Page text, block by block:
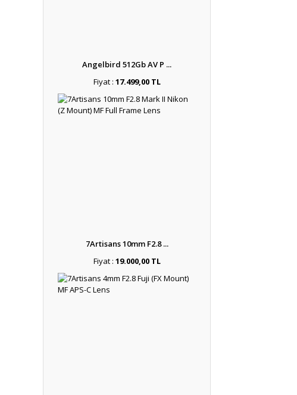
Angelbird 512Gb AV P ...
Fiyat : 17.499,00 TL
7Artisans 10mm F2.8 ...
Fiyat : 19.000,00 TL